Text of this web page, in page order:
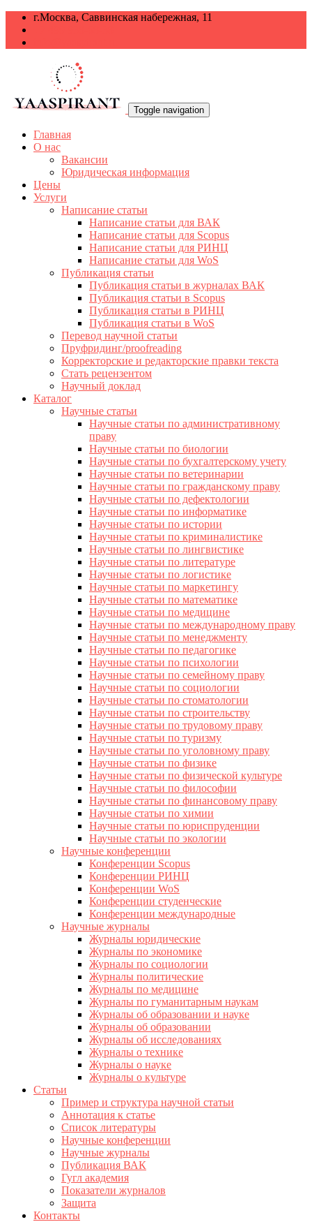
г.Москва, Саввинская набережная, 11
Toggle navigation
Главная
О нас
Вакансии
Юридическая информация
Цены
Услуги
Написание статьи
Написание статьи для ВАК
Написание статьи для Scopus
Написание статьи для РИНЦ
Написание статьи для WoS
Публикация статьи
Публикация статьи в журналах ВАК
Публикация статьи в Scopus
Публикация статьи в РИНЦ
Публикация статьи в WoS
Перевод научной статьи
Пруфридинг/proofreading
Корректорские и редакторские правки текста
Стать рецензентом
Научный доклад
Каталог
Научные статьи
Научные статьи по административному
праву
Научные статьи по биологии
Научные статьи по бухгалтерскому учету
Научные статьи по ветеринарии
Научные статьи по гражданскому праву
Научные статьи по дефектологии
Научные статьи по информатике
Научные статьи по истории
Научные статьи по криминалистике
Научные статьи по лингвистике
Научные статьи по литературе
Научные статьи по логистике
Научные статьи по маркетингу
Научные статьи по математике
Научные статьи по медицине
Научные статьи по международному праву
Научные статьи по менеджменту
Научные статьи по педагогике
Научные статьи по психологии
Научные статьи по семейному праву
Научные статьи по социологии
Научные статьи по стоматологии
Научные статьи по строительству
Научные статьи по трудовому праву
Научные статьи по туризму
Научные статьи по уголовному праву
Научные статьи по физике
Научные статьи по физической культуре
Научные статьи по философии
Научные статьи по финансовому праву
Научные статьи по химии
Научные статьи по юриспруденции
Научные статьи по экологии
Научные конференции
Конференции Scopus
Конференции РИНЦ
Конференции WoS
Конференции студенческие
Конференции международные
Научные журналы
Журналы юридические
Журналы по экономике
Журналы по социологии
Журналы политические
Журналы по медицине
Журналы по гуманитарным наукам
Журналы об образовании и науке
Журналы об образовании
Журналы об исследованиях
Журналы о технике
Журналы о науке
Журналы о культуре
Статьи
Пример и структура научной статьи
Аннотация к статье
Список литературы
Научные конференции
Научные журналы
Публикация ВАК
Гугл академия
Показатели журналов
Защита
Контакты